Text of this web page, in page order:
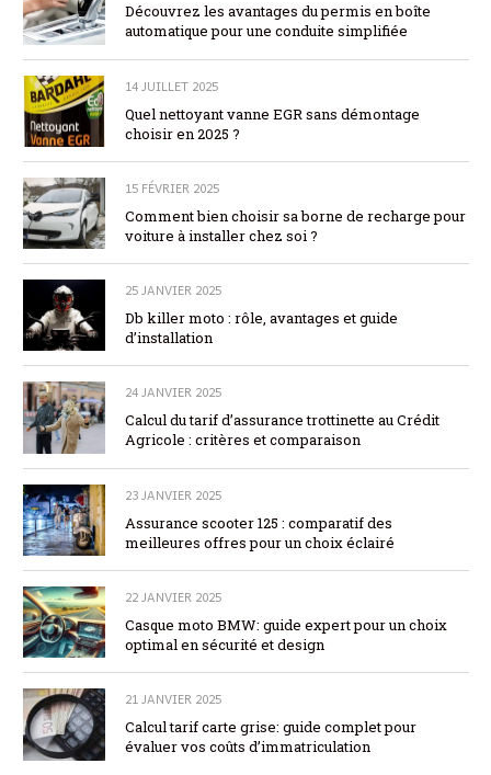
Découvrez les avantages du permis en boîte
automatique pour une conduite simplifiée
14 JUILLET 2025
Quel nettoyant vanne EGR sans démontage
choisir en 2025 ?
15 FÉVRIER 2025
Comment bien choisir sa borne de recharge pour
voiture à installer chez soi ?
25 JANVIER 2025
Db killer moto : rôle, avantages et guide
d’installation
24 JANVIER 2025
Calcul du tarif d’assurance trottinette au Crédit
Agricole : critères et comparaison
23 JANVIER 2025
Assurance scooter 125 : comparatif des
meilleures offres pour un choix éclairé
22 JANVIER 2025
Casque moto BMW: guide expert pour un choix
optimal en sécurité et design
21 JANVIER 2025
Calcul tarif carte grise: guide complet pour
évaluer vos coûts d’immatriculation